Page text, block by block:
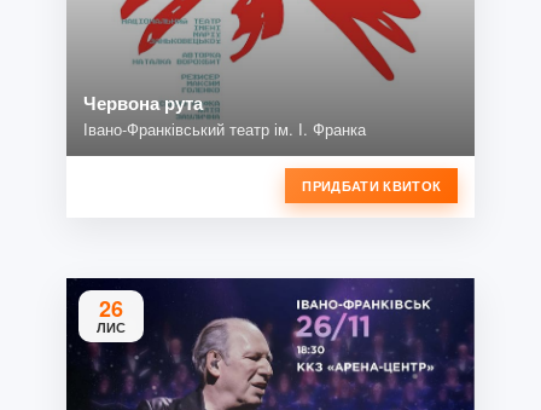
Червона рута
Івано-Франківський театр ім. І. Франка
ПРИДБАТИ КВИТОК
26
ЛИС